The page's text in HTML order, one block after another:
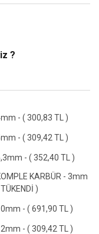
?
- ( 300,83 TL )
- ( 309,42 TL )
- ( 352,40 TL )
KARBÜR - 3mm
)
- ( 691,90 TL )
- ( 309,42 TL )